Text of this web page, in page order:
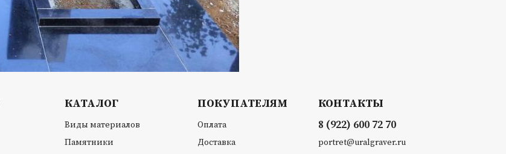
КАТАЛОГ
Виды материалов
Памятники
ПОКУПАТЕЛЯМ
Оплата
Доставка
КОНТАКТЫ
8 (922) 600 72 70
portret@uralgraver.ru